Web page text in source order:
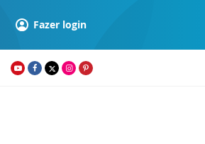
Fazer login